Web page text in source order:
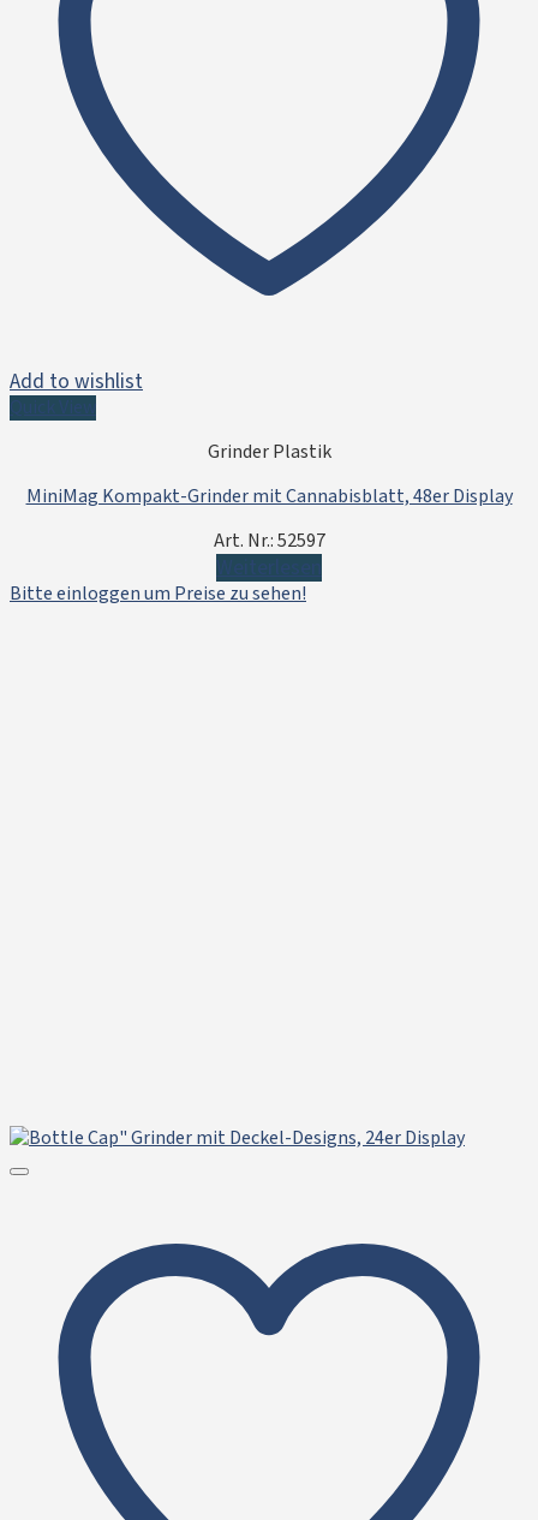
Add to wishlist
Grinder Plastik
MiniMag Kompakt-Grinder mit Cannabisblatt, 48er Display
Art. Nr.: 52597
Bitte einloggen um Preise zu sehen!